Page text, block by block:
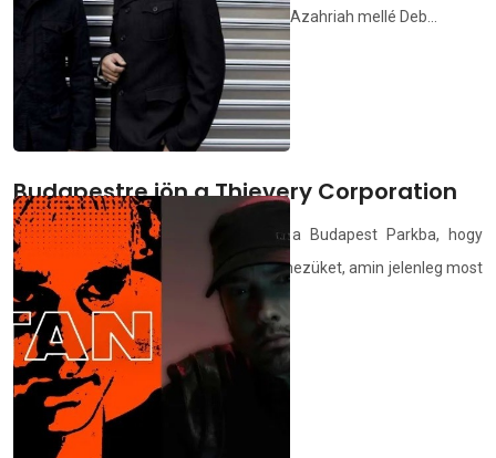
bejelentett Dimitri Vegas & Like Mike és Azahriah mellé Deb...
demedia.hu 2024.02.16.
Budapestre jön a Thievery Corporation
A washingtoni duó júliusban érkezik a Budapest Parkba, hogy
bemutassák hamarosan megjelenő lemezüket, amin jelenleg most
is dolgoznak.
demedia.hu 2024.02.15.